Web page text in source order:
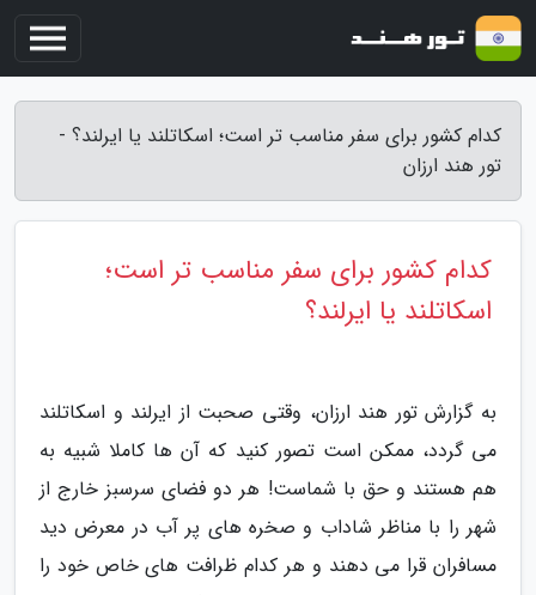
کدام کشور برای سفر مناسب تر است؛ اسکاتلند یا ایرلند؟ -
تور هند ارزان
کدام کشور برای سفر مناسب تر است؛
اسکاتلند یا ایرلند؟
به گزارش تور هند ارزان، وقتی صحبت از ایرلند و اسکاتلند
می گردد، ممکن است تصور کنید که آن ها کاملا شبیه به
هم هستند و حق با شماست! هر دو فضای سرسبز خارج از
شهر را با مناظر شاداب و صخره های پر آب در معرض دید
مسافران قرا می دهند و هر کدام ظرافت های خاص خود را